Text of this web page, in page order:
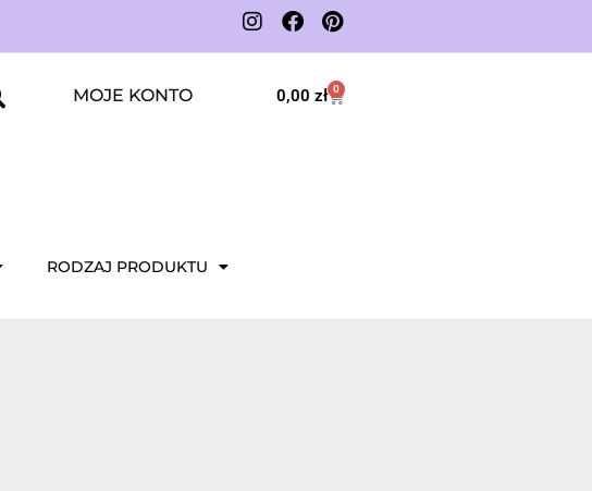
MOJE KONTO 0,00 zł 0
RODZAJ PRODUKTU